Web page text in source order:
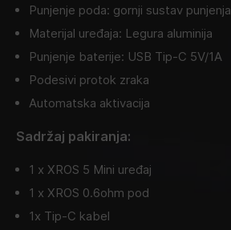
Punjenje poda: gornji sustav punjenja
Materijal uređaja: Legura aluminija
Punjenje baterije: USB Tip-C 5V/1A
Podesivi protok zraka
Automatska aktivacija
Sadržaj pakiranja:
1 x XROS 5 Mini uređaj
1 x XROS 0.6ohm pod
1x Tip-C kabel